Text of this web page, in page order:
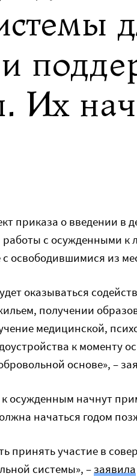
Их
приказа о введении в
работы с осужденными
освободившимися из
оказываться
получении
медицинской,
к моменту
основе», –
осужденным начнут
начаться годом
принять участие в
системы», –заявила